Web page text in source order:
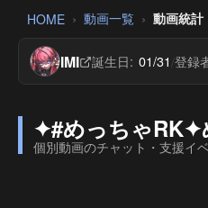
HOME 動画一覧 動画統計
IMI 誕生日: 01/31/登録
✦#めっちゃRK✦
個別動画のチャット・支援イ